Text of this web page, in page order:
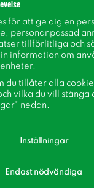
för att ge dig en
personanpassad
tillförlitliga och
information om
du tillåter alla
vilka du vill stänga
nedan.
Inställningar
Endast nödvändiga